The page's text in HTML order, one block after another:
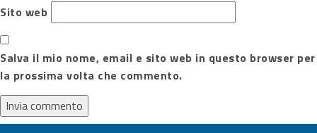
Sito web
Salva il mio nome, email e sito web in questo browser per
la prossima volta che commento.